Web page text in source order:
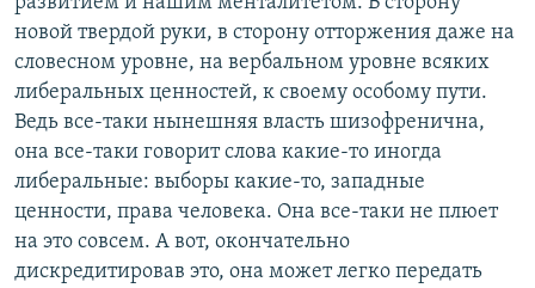
новой твердой руки, в сторону отторжения даже на
словесном уровне, на вербальном уровне всяких
либеральных ценностей, к своему особому пути.
Ведь все-таки нынешняя власть шизофренична,
она все-таки говорит слова какие-то иногда
либеральные: выборы какие-то, западные
ценности, права человека. Она все-таки не плюет
на это совсем. А вот, окончательно
дискредитировав это, она может легко передать